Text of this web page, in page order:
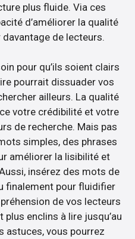
plus fluide. Via ces
d’améliorer la qualité
de lecteurs.
pour qu’ils soient clairs
pourrait dissuader vos
ailleurs. La qualité
votre crédibilité et votre
de recherche. Mais pas
simples, des phrases
améliorer la lisibilité et
insérez des mots de
finalement pour fluidifier
de vos lecteurs
enclins à lire jusqu’au
astuces, vous pourrez